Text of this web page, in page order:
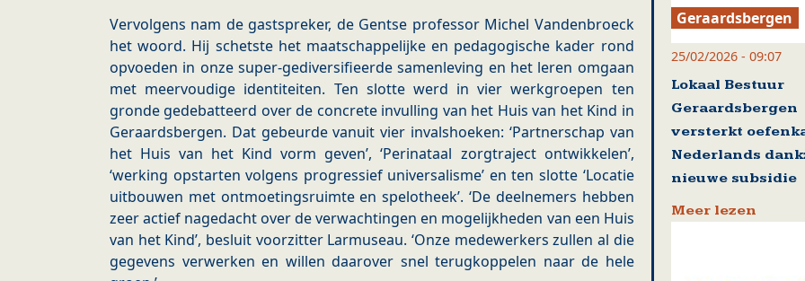
Vervolgens nam de gastspreker, de Gentse professor Michel Vandenbroeck
het woord. Hij schetste het maatschappelijke en pedagogische kader rond
opvoeden in onze super-gediversifieerde samenleving en het leren omgaan
met meervoudige identiteiten. Ten slotte werd in vier werkgroepen ten
gronde gedebatteerd over de concrete invulling van het Huis van het Kind in
Geraardsbergen. Dat gebeurde vanuit vier invalshoeken: ‘Partnerschap van
het Huis van het Kind vorm geven’, ‘Perinataal zorgtraject ontwikkelen’,
‘werking opstarten volgens progressief universalisme’ en ten slotte ‘Locatie
uitbouwen met ontmoetingsruimte en spelotheek’. ‘De deelnemers hebben
zeer actief nagedacht over de verwachtingen en mogelijkheden van een Huis
van het Kind’, besluit voorzitter Larmuseau. ‘Onze medewerkers zullen al die
gegevens verwerken en willen daarover snel terugkoppelen naar de hele
Geraardsbergen
25/02/2026 - 09:07
Lokaal Bestuur
Geraardsbergen
versterkt
Nederlands
nieuwe subsidie
Meer lezen